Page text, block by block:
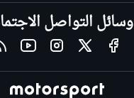
وسائل التواصل